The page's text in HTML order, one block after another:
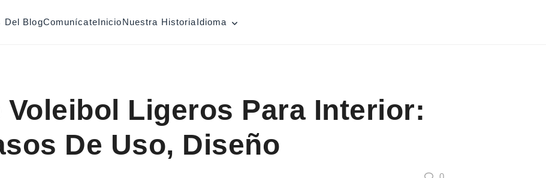
Del BlogComunícateInicioNuestra HistoriaIdioma
Voleibol Ligeros Para Interior:
De Uso, Diseño